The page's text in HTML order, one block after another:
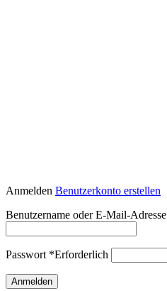
Anmelden Benutzerkonto erstellen
Benutzername oder E-Mail-Adresse
Passwort *Erforderlich
Anmelden